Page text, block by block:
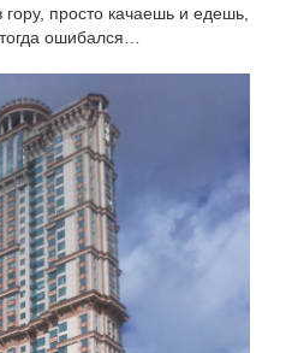
гору, просто качаешь и едешь,
ошибался…